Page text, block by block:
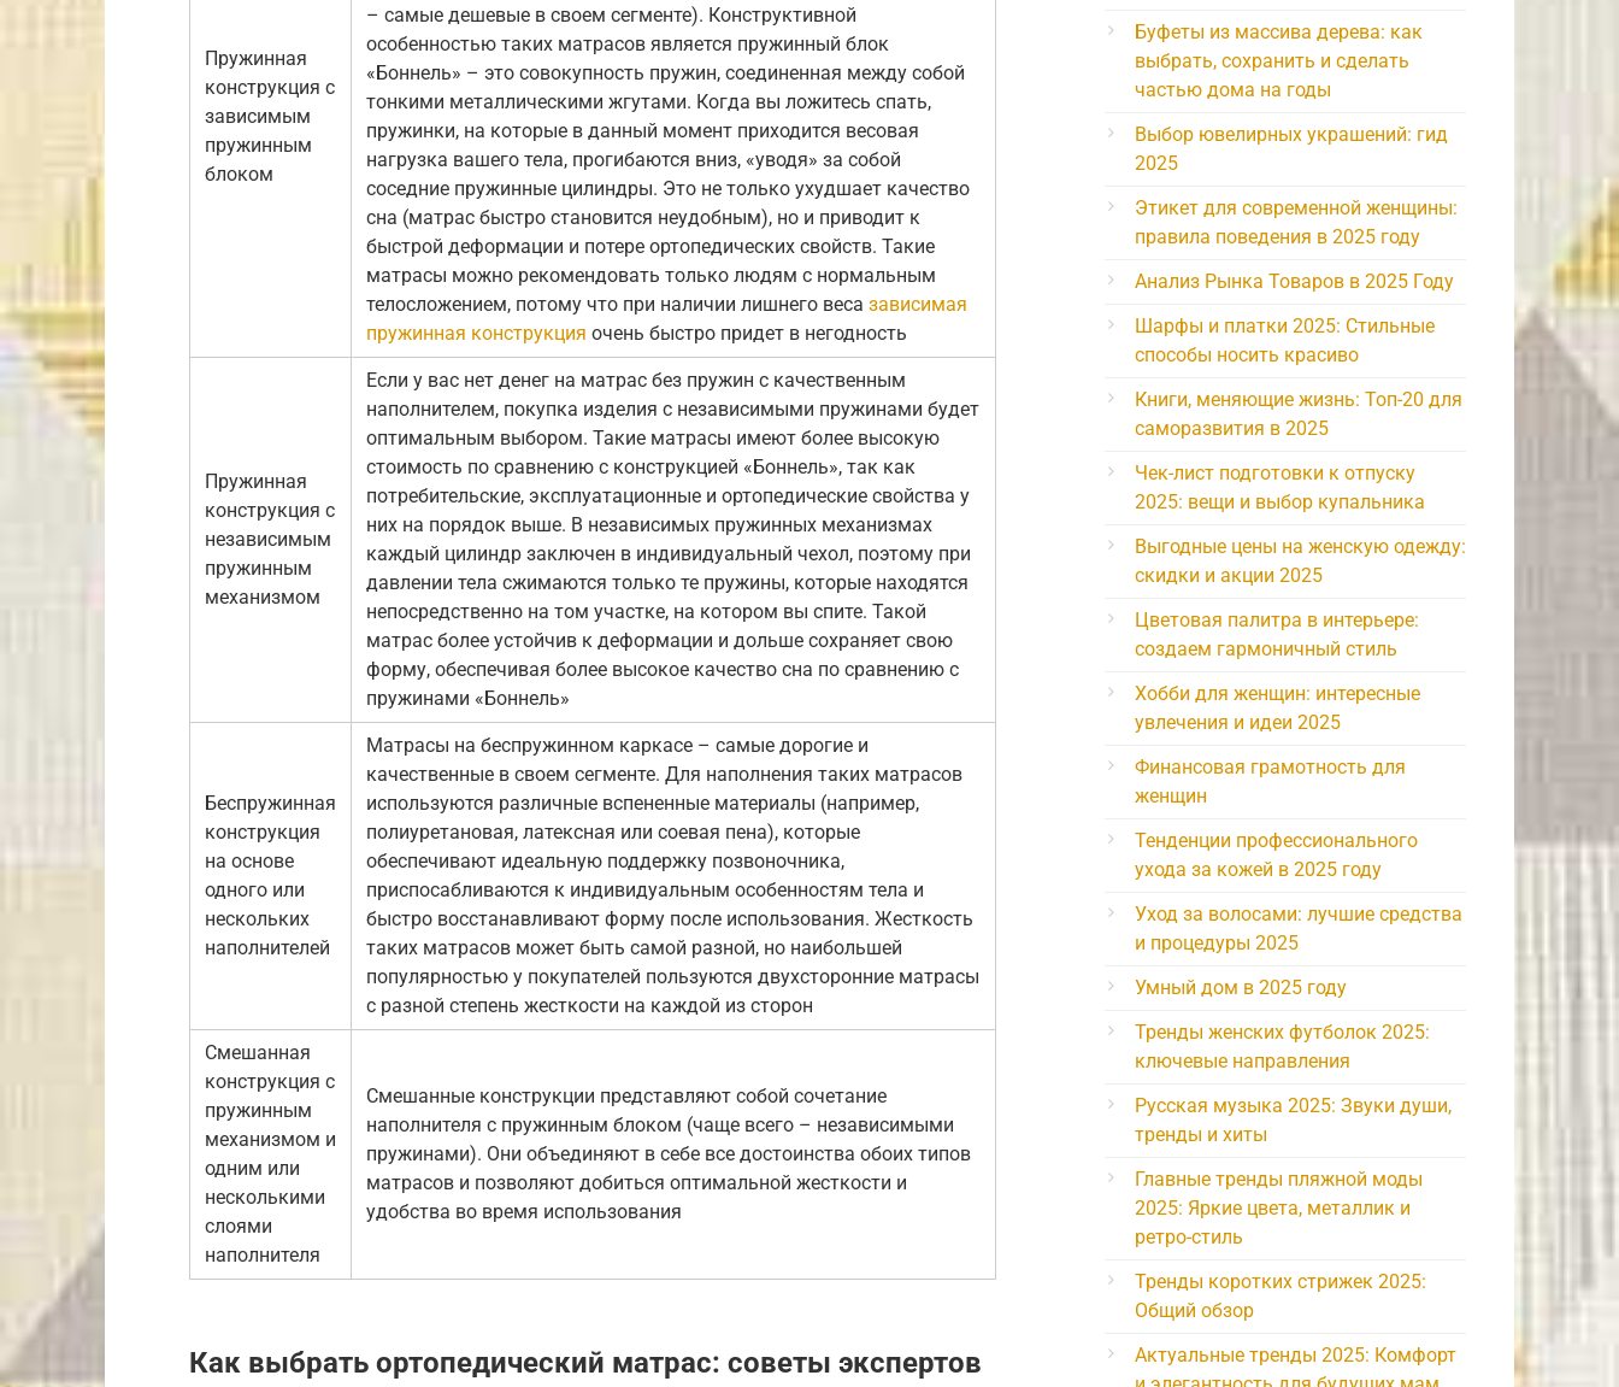
Пружинная
конструкция с
зависимым
пружинным
блоком
– самые дешевые в своем сегменте). Конструктивной
особенностью таких матрасов является пружинный блок
«Боннель» – это совокупность пружин, соединенная между собой
тонкими металлическими жгутами. Когда вы ложитесь спать,
пружинки, на которые в данный момент приходится весовая
нагрузка вашего тела, прогибаются вниз, «уводя» за собой
соседние пружинные цилиндры. Это не только ухудшает качество
сна (матрас быстро становится неудобным), но и приводит к
быстрой деформации и потере ортопедических свойств. Такие
матрасы можно рекомендовать только людям с нормальным
телосложением, потому что при наличии лишнего веса зависимая
пружинная конструкция очень быстро придет в негодность
Пружинная
конструкция с
независимым
пружинным
механизмом
Если у вас нет денег на матрас без пружин с качественным
наполнителем, покупка изделия с независимыми пружинами будет
оптимальным выбором. Такие матрасы имеют более высокую
стоимость по сравнению с конструкцией «Боннель», так как
потребительские, эксплуатационные и ортопедические свойства у
них на порядок выше. В независимых пружинных механизмах
каждый цилиндр заключен в индивидуальный чехол, поэтому при
давлении тела сжимаются только те пружины, которые находятся
непосредственно на том участке, на котором вы спите. Такой
матрас более устойчив к деформации и дольше сохраняет свою
форму, обеспечивая более высокое качество сна по сравнению с
пружинами «Боннель»
Беспружинная
конструкция
на основе
одного или
нескольких
наполнителей
Матрасы на беспружинном каркасе – самые дорогие и
качественные в своем сегменте. Для наполнения таких матрасов
используются различные вспененные материалы (например,
полиуретановая, латексная или соевая пена), которые
обеспечивают идеальную поддержку позвоночника,
приспосабливаются к индивидуальным особенностям тела и
быстро восстанавливают форму после использования. Жесткость
таких матрасов может быть самой разной, но наибольшей
популярностью у покупателей пользуются двухсторонние матрасы
с разной степень жесткости на каждой из сторон
Смешанная
конструкция с
пружинным
механизмом и
одним или
несколькими
слоями
наполнителя
Смешанные конструкции представляют собой сочетание
наполнителя с пружинным блоком (чаще всего – независимыми
пружинами). Они объединяют в себе все достоинства обоих типов
матрасов и позволяют добиться оптимальной жесткости и
удобства во время использования
Как выбрать ортопедический матрас: советы экспертов
Буфеты из массива дерева: как
выбрать, сохранить и сделать
частью дома на годы
Выбор ювелирных украшений: гид
2025
Этикет для современной женщины:
правила поведения в 2025 году
Анализ Рынка Товаров в 2025 Году
Шарфы и платки 2025: Стильные
способы носить красиво
Книги, меняющие жизнь: Топ-20 для
саморазвития в 2025
Чек-лист подготовки к отпуску
2025: вещи и выбор купальника
Выгодные цены на женскую одежду:
скидки и акции 2025
Цветовая палитра в интерьере:
создаем гармоничный стиль
Хобби для женщин: интересные
увлечения и идеи 2025
Финансовая грамотность для
женщин
Тенденции профессионального
ухода за кожей в 2025 году
Уход за волосами: лучшие средства
и процедуры 2025
Умный дом в 2025 году
Тренды женских футболок 2025:
ключевые направления
Русская музыка 2025: Звуки души,
тренды и хиты
Главные тренды пляжной моды
2025: Яркие цвета, металлик и
ретро-стиль
Тренды коротких стрижек 2025:
Общий обзор
Актуальные тренды 2025: Комфорт